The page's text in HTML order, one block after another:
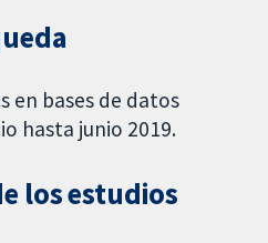
en bases de datos
hasta junio 2019.
los estudios